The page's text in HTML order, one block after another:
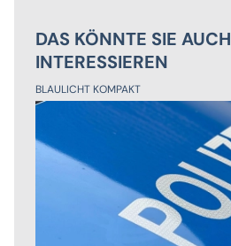
DAS KÖNNTE SIE AUCH
INTERESSIEREN
BLAULICHT KOMPAKT